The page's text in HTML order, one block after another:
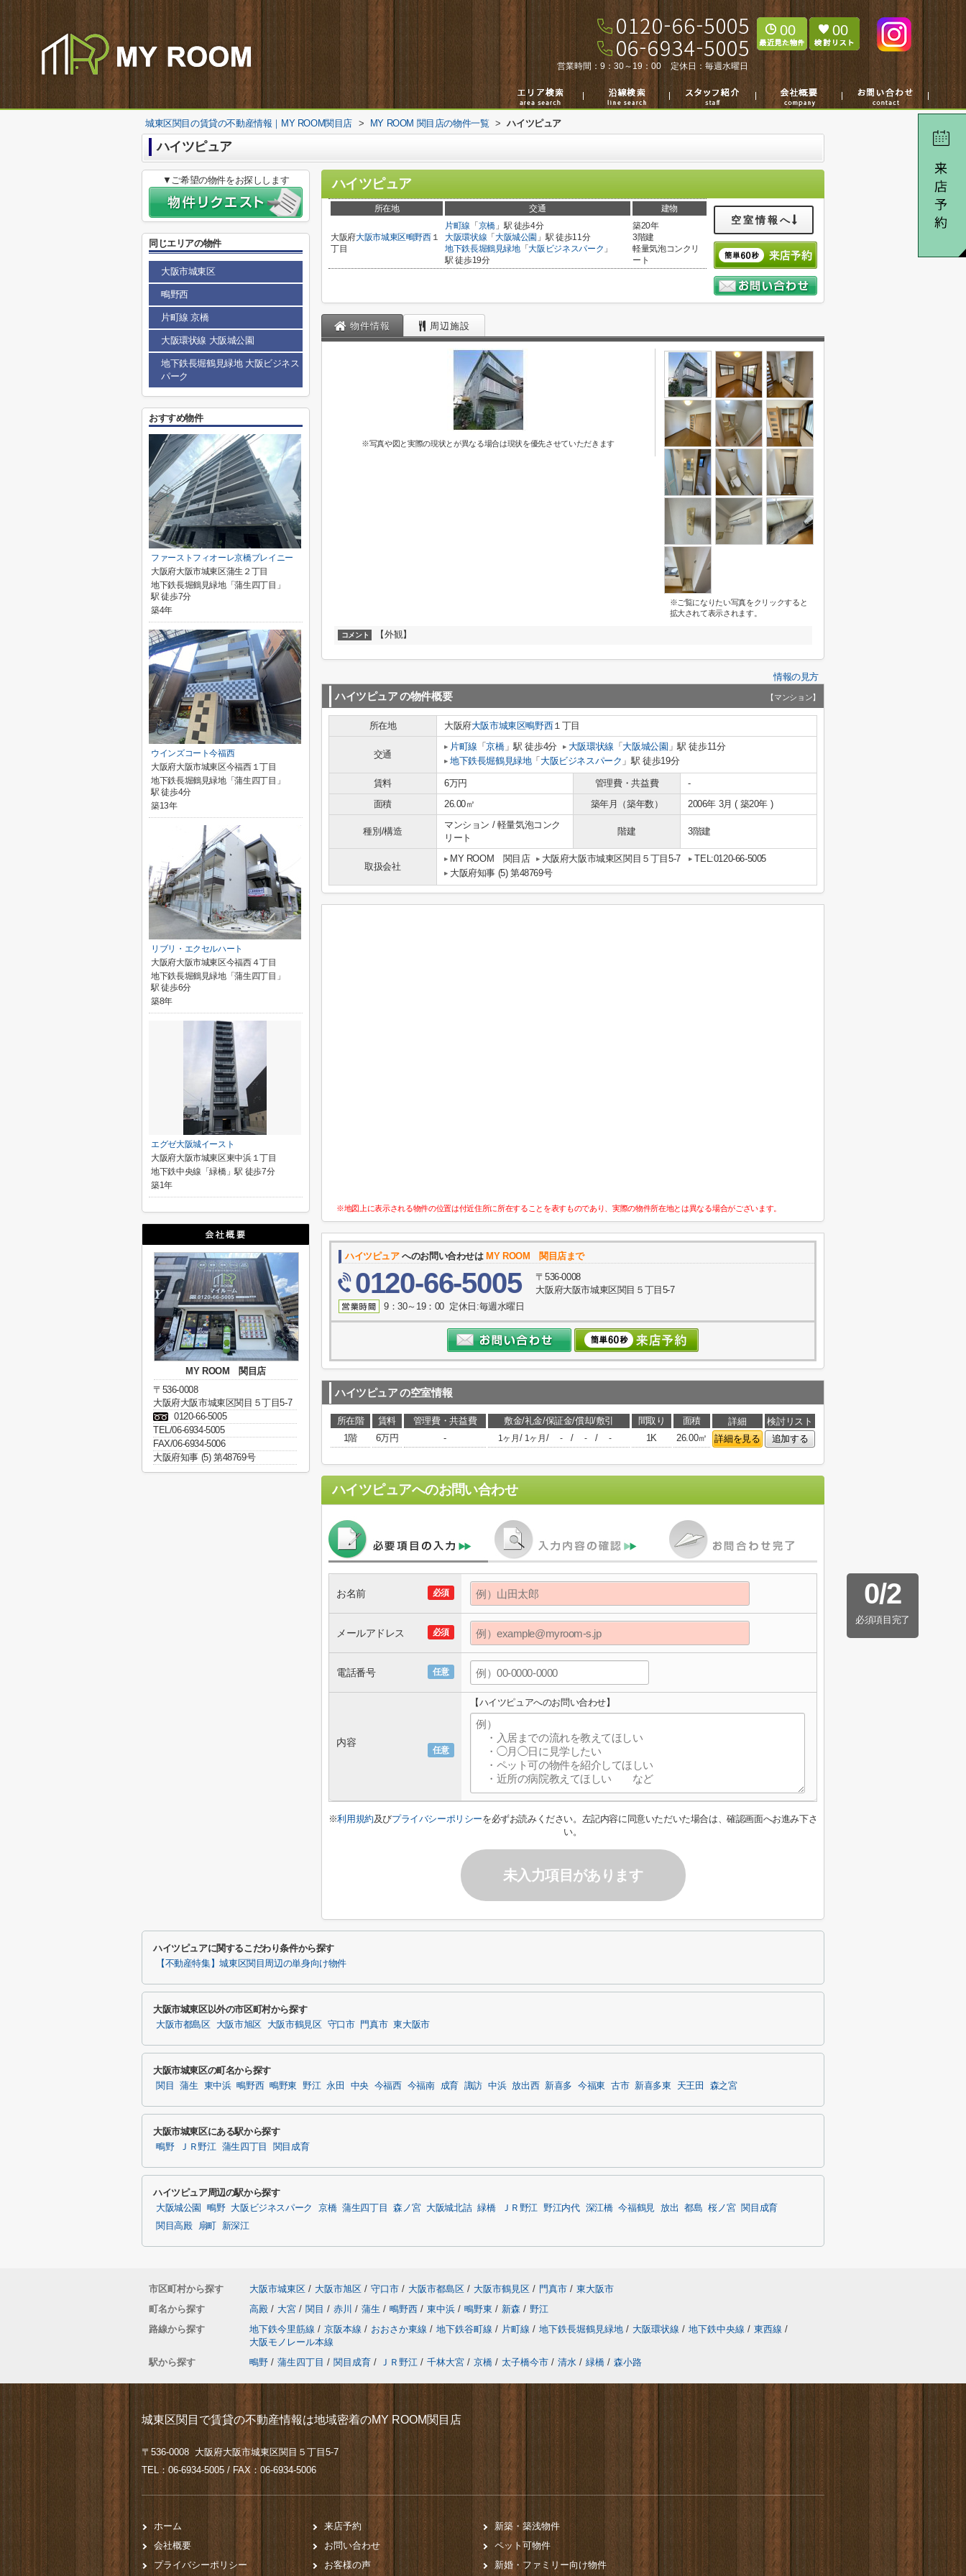
営業時間： 9：30～19：00 定休日： 毎週水曜日
00 00
城東区関目の賃貸の不動産情報｜MY ROOM関目店 > MY ROOM 関目店の物件一覧 > ハイツピュア
ハイツピュア
ハイツピュア
所在地 交通 建物
大阪府大阪市城東区鴫野西１
丁目
片町線 「 京橋」駅 徒歩4分
大阪環状線 「 大阪城公園 」駅 徒歩11分
地下鉄長堀鶴見緑地「大阪ビジネスパーク 」
駅 徒歩19分
築20年
3階建
軽量気泡コンクリ
ート
空室情報へ
物件情報 周辺施設
※写真や図と実際の現状とが異なる場合は現状を優先させていただきます
※ご覧になりたい写真をクリックすると
拡大されて表示されます。
コメント 【外観】
情報の見方
ハイツピュア の物件概要 【マンション】
所在地 大阪府大阪市城東区鴫野西１丁目
交通
片町線 「京橋」駅 徒歩4分 大阪環状線 「 大阪城公園 」駅 徒歩11分
地下鉄長堀鶴見緑地「 大阪ビジネスパーク 」駅 徒歩19分
賃料 6万円 管理費・共益費
-
面積
26.00㎡ 築年月（築年数） 2006年 3月 ( 築20年 )
種別/構造
マンション / 軽量気泡コンク
リート
階建 3階建
取扱会社
MY ROOM 関目店 大阪府大阪市城東区関目５丁目5-7
TEL:0120-66-5005
大阪府知事 (5) 第48769号
※地図上に表示される物件の位置は付近住所に所在することを表すものであり、実際の物件所在地とは異なる場合がございます。
ハイツピュアへのお問い合わせは MY ROOM 関目店まで
0120-66-5005
〒536-0008
大阪府大阪市城東区関目５丁目5-7
9：30～19：00 定休日:毎週水曜日
ハイツピュア の空室情報
所在階 賃料 管理費・共益費 敷金/礼金/保証金/償却/敷引 間取り 面積 詳細
検討リスト
1階
6万円 - 1ヶ月 / 1ヶ月 / - / - / - 1K 26.00㎡ 詳細を見る 追加する
ハイツピュアへのお問い合わせ
0/2
必須項目完了
必須
お名前
必須
メールアドレス
任意
電話番号
任意
内容
【ハイツピュアへのお問い合わせ】
※利用規約及びプライバシーポリシーを必ずお読みください。左記内容に同意いただいた場合は、確認画面へお進み下さ
い。
未入力項目があります
▼ご希望の物件をお探しします
同じエリアの物件
大阪市城東区
鴫野西
片町線 京橋
大阪環状線 大阪城公園
地下鉄長堀鶴見緑地 大阪ビジネス
パーク
おすすめ物件
ファーストフィオーレ京橋ブレイニー
大阪府大阪市城東区蒲生２丁目
地下鉄長堀鶴見緑地「蒲生四丁目」
駅 徒歩7分
築4年
ウインズコート今福西
大阪府大阪市城東区今福西１丁目
地下鉄長堀鶴見緑地「蒲生四丁目」
駅 徒歩4分
築13年
リブリ・エクセルハート
大阪府大阪市城東区今福西４丁目
地下鉄長堀鶴見緑地「蒲生四丁目」
駅 徒歩6分
築8年
エグゼ大阪城イースト
大阪府大阪市城東区東中浜１丁目
地下鉄中央線「緑橋」駅 徒歩7分
築1年
MY ROOM 関目店
〒536-0008
大阪府大阪市城東区関目５丁目5-7
0120-66-5005
TEL/06-6934-5005
FAX/06-6934-5006
大阪府知事 (5) 第48769号
ハイツピュアに関するこだわり条件から探す
【不動産特集】城東区関目周辺の単身向け物件
大阪市城東区以外の市区町村から探す
大阪市都島区 大阪市旭区 大阪市鶴見区 守口市 門真市 東大阪市
大阪市城東区の町名から探す
関目 蒲生 東中浜 鴫野西 鴫野東 野江 永田 中央 今福西 今福南 成育 諏訪 中浜 放出西 新喜多 今福東 古市 新喜多東 天王田 森之宮
大阪市城東区にある駅から探す
鴫野 ＪＲ野江 蒲生四丁目 関目成育
ハイツピュア周辺の駅から探す
大阪城公園 鴫野 大阪ビジネスパーク 京橋 蒲生四丁目 森ノ宮 大阪城北詰 緑橋 ＪＲ野江 野江内代 深江橋 今福鶴見 放出 都島 桜ノ宮
関目成育
関目高殿
扇町 新深江
市区町村から探す 大阪市城東区 / 大阪市旭区 / 守口市 / 大阪市都島区 / 大阪市鶴見区 / 門真市 / 東大阪市
町名から探す
高殿 / 大宮 / 関目 / 赤川 / 蒲生 / 鴫野西 / 東中浜 / 鴫野東 / 新森 / 野江
路線から探す
地下鉄今里筋線 / 京阪本線 / おおさか東線 / 地下鉄谷町線 / 片町線 / 地下鉄長堀鶴見緑地 / 大阪環状線 / 地下鉄中央線 / 東西線 /
大阪モノレール本線
駅から探す
鴫野 / 蒲生四丁目 / 関目成育 / ＪＲ野江 / 千林大宮 / 京橋 / 太子橋今市 / 清水 / 緑橋 / 森小路
城東区関目で賃貸の不動産情報は地域密着のMY ROOM関目店
〒536-0008 大阪府大阪市城東区関目５丁目5-7
TEL：06-6934-5005 / FAX：06-6934-5006
ホーム
会社概要
プライバシーポリシー
来店予約
お問い合わせ
お客様の声
新築・築浅物件
ペット可物件
新婚・ファミリー向け物件